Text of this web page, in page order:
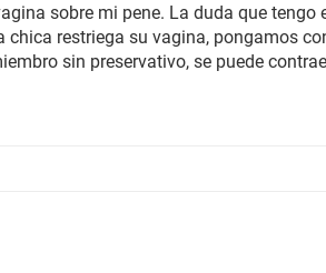
sobre mi pene. La duda que tengo
chica restriega su vagina, pongamos
sin preservativo, se puede